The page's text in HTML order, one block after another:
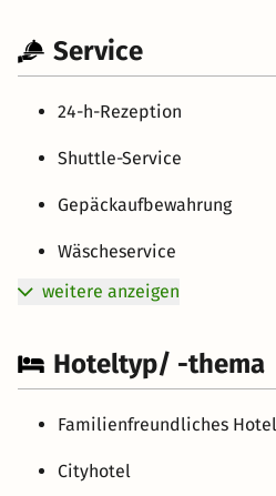
Service
24-h-Rezeption
Shuttle-Service
Gepäckaufbewahrung
Wäscheservice
weitere anzeigen
Hoteltyp/ -thema
Familienfreundliches Hotel
Cityhotel